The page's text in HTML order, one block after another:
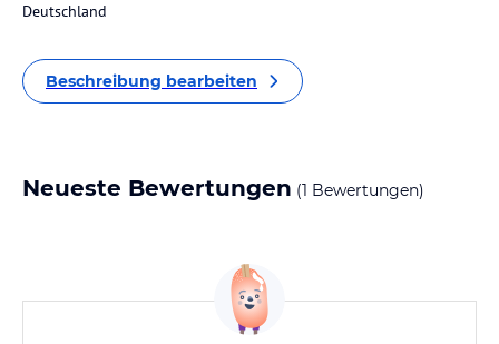
Deutschland
Beschreibung bearbeiten
Neueste Bewertungen (1 Bewertungen)